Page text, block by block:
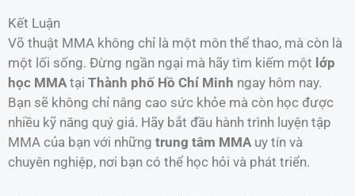
Kết Luận
Võ thuật MMA không chỉ là một môn thể thao, mà còn là
một lối sống. Đừng ngần ngại mà hãy tìm kiếm một lớp
học MMA tại Thành phố Hồ Chí Minh ngay hôm nay.
Bạn sẽ không chỉ nâng cao sức khỏe mà còn học được
nhiều kỹ năng quý giá. Hãy bắt đầu hành trình luyện tập
MMA của bạn với những trung tâm MMA uy tín và
chuyên nghiệp, nơi bạn có thể học hỏi và phát triển.